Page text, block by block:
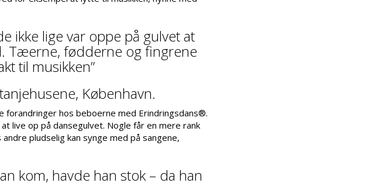
ikke lige var oppe på gulvet at
Tæerne, fødderne og fingrene
til musikken”
København.
hos beboerne med Erindringsdans®.
live op på dansegulvet. Nogle får en mere rank
pludselig kan synge med på sangene,
kom, havde han stok – da han